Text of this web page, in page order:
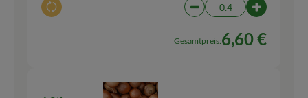
Auswahl ändern Artikelanzahl
Gesamtpreis:6,60 €